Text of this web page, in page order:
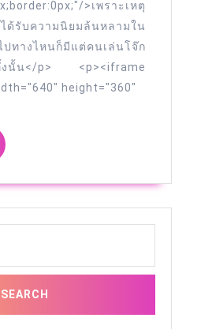
>เพราะเหตุ
รับความนิยมล้นหลามใน
ทางไหนก็มีแต่คนเล่นโจ๊ก
นั้น</p> <p><iframe
height="360"